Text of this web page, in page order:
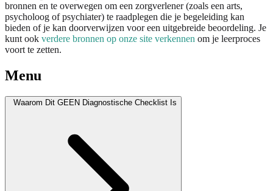
bronnen en te overwegen om een zorgverlener (zoals een arts,
psycholoog of psychiater) te raadplegen die je begeleiding kan
bieden of je kan doorverwijzen voor een uitgebreide beoordeling. Je
kunt ook verdere bronnen op onze site verkennen om je leerproces
voort te zetten.
Menu
Waarom Dit GEEN Diagnostische Checklist Is